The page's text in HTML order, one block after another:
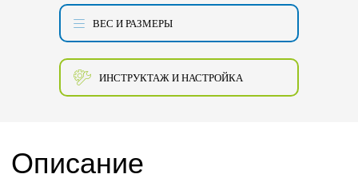
ВЕС И РАЗМЕРЫ
ИНСТРУКТАЖ И НАСТРОЙКА
Описание